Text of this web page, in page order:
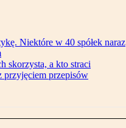
Niektóre w 40 spółek naraz
skorzysta, a kto straci
przyjęciem przepisów